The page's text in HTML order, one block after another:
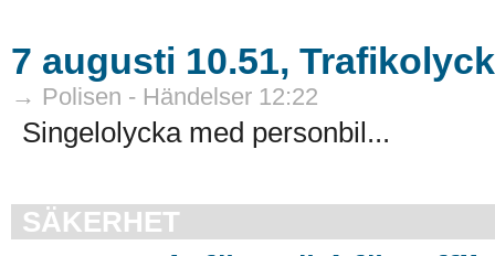
7 augusti 10.51,
→ Polisen - Händelser 12:22
Singelolycka med personbil...
SÄKERHET